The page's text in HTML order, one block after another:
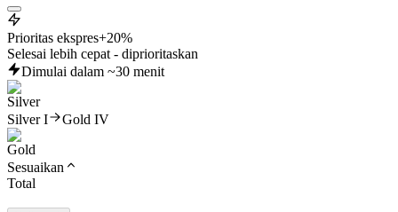
Prioritas ekspres+20%
Selesai lebih cepat - diprioritaskan
Dimulai dalam ~30 menit
Silver I Gold IV
Sesuaikan
Total